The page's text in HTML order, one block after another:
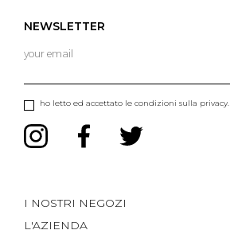
NEWSLETTER
ho letto ed accettato le condizioni sulla privacy.
I NOSTRI NEGOZI
L'AZIENDA